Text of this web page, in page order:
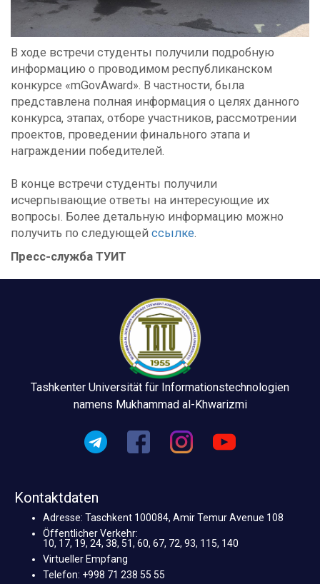
В ходе встречи студенты получили подробную
информацию о проводимом республиканском
конкурсе «mGovAward». В частности, была
представлена полная информация о целях данного
конкурса, этапах, отборе участников, рассмотрении
проектов, проведении финального этапа и
награждении победителей.
В конце встречи студенты получили
исчерпывающие ответы на интересующие их
вопросы. Более детальную информацию можно
получить по следующей ссылке
Пресс-служба ТУИТ
Tashkenter Universität für Informationstechnologien
namens Mukhammad al-Khwarizmi
Kontaktdaten
Adresse: Taschkent 100084, Amir Temur Avenue 108
Öffentlicher Verkehr:
10, 17, 19, 24, 38, 51, 60, 67, 72, 93, 115, 140
Virtueller Empfang
Telefon: +998 71 238 55 55